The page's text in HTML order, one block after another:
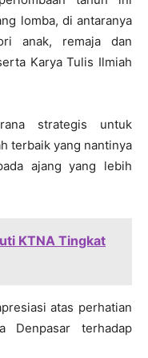
lomba, di antaranya
anak, remaja dan
Karya Tulis Ilmiah
strategis untuk
terbaik yang nantinya
ajang yang lebih
KTNA Tingkat
atas perhatian
Denpasar terhadap